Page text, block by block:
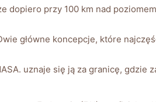
dopiero przy 100 km nad
główne koncepcje, które
uznaje się ją za granicę, gdzie